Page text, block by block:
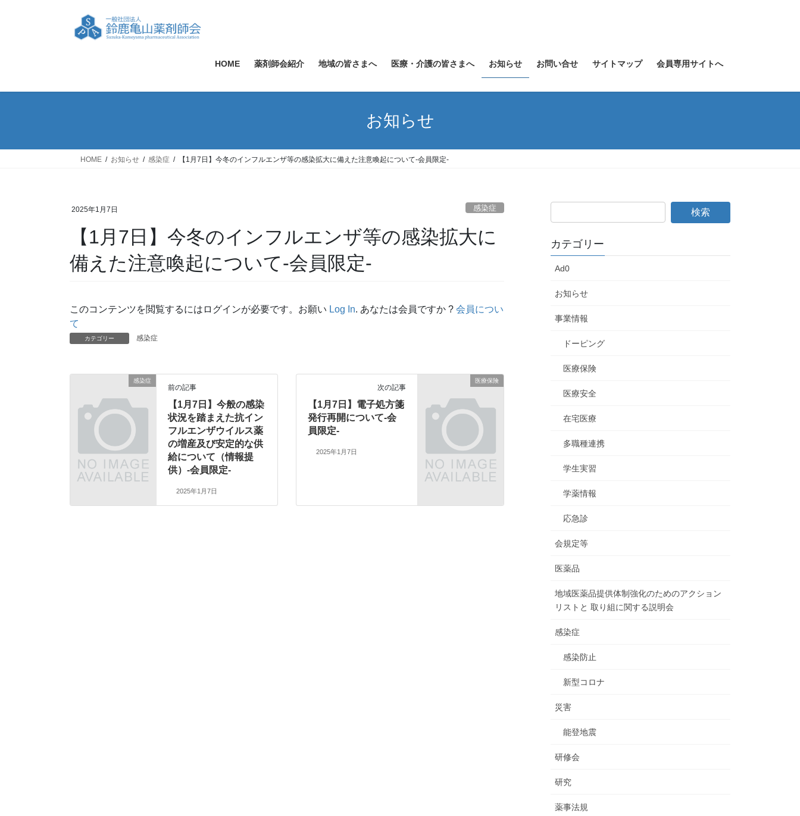
ス
ン
HOME 薬剤師会紹介 地域の皆さまへ 医療・介護の皆さまへ お知らせ お問い合せ サイトマップ 会員専用サイトへ
お知らせ
HOME お知らせ 感染症 【1月7日】今冬のインフルエンザ等の感染拡大に備えた注意喚起について-会員限定-
2025年1月7日 感染症
【1月7日】今冬のインフルエンザ等の感染拡大に
備えた注意喚起について-会員限定-
このコンテンツを閲覧するにはログインが必要です。お願い Log In. あなたは会員ですか ? 会員につい
て
カテゴリー 感染症
感染症
前の記事
【1月7日】今般の感染
状況を踏まえた抗イン
フルエンザウイルス薬
の増産及び安定的な供
給について（情報提
供）-会員限定-
2025年1月7日
医療保険
次の記事
【1月7日】電子処方箋
発行再開について-会
員限定-
2025年1月7日
カテゴリー
Ad0
お知らせ
事業情報
ドーピング
医療保険
医療安全
在宅医療
多職種連携
学生実習
学薬情報
応急診
会規定等
医薬品
地域医薬品提供体制強化のためのアクション
リストと 取り組に関する説明会
感染症
感染防止
新型コロナ
災害
能登地震
研修会
研究
薬事法規